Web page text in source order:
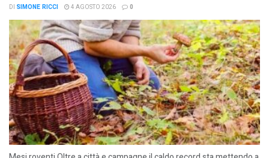
DI SIMONE RICCI 4 AGOSTO 2026 0